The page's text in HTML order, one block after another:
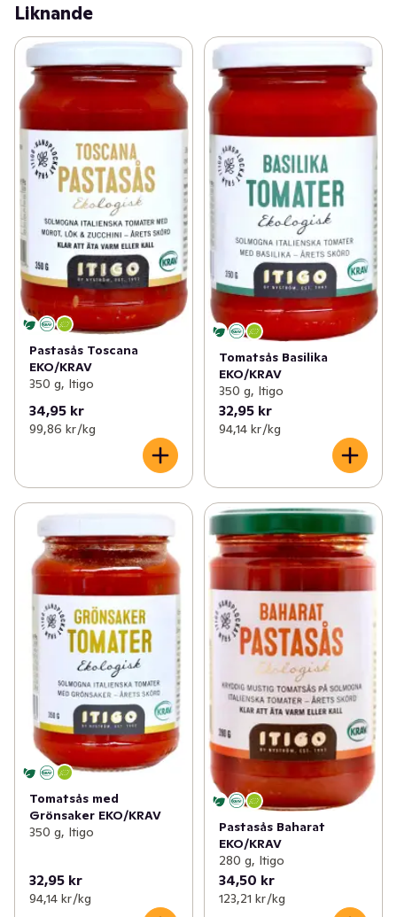
Liknande
Pastasås Toscana
EKO/KRAV
350 g, Itigo
34,95 kr
99,86 kr /kg
Tomatsås Basilika
EKO/KRAV
350 g, Itigo
32,95 kr
94,14 kr /kg
Tomatsås med
Grönsaker EKO/KRAV
350 g, Itigo
32,95 kr
94,14 kr /kg
Pastasås Baharat
EKO/KRAV
280 g, Itigo
34,50 kr
123,21 kr /kg